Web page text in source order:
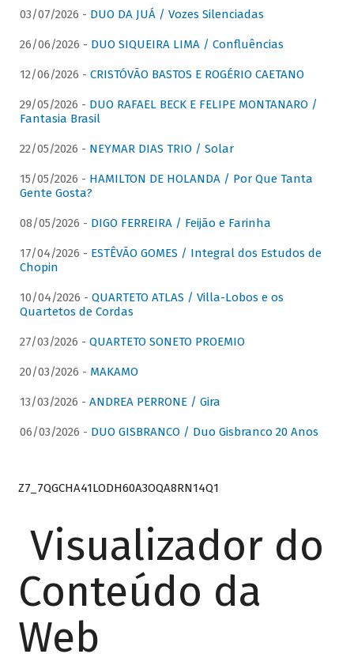
03/07/2026 - DUO DA JUÁ / Vozes Silenciadas
26/06/2026 - DUO SIQUEIRA LIMA / Confluências
12/06/2026 - CRISTÓVÃO BASTOS E ROGÉRIO CAETANO
29/05/2026 - DUO RAFAEL BECK E FELIPE MONTANARO /
Fantasia Brasil
22/05/2026 - NEYMAR DIAS TRIO / Solar
15/05/2026 - HAMILTON DE HOLANDA / Por Que Tanta
Gente Gosta?
08/05/2026 - DIGO FERREIRA / Feijão e Farinha
17/04/2026 - ESTÊVÃO GOMES / Integral dos Estudos de
Chopin
10/04/2026 - QUARTETO ATLAS / Villa-Lobos e os
Quartetos de Cordas
27/03/2026 - QUARTETO SONETO PROEMIO
20/03/2026 - MAKAMO
13/03/2026 - ANDREA PERRONE / Gira
06/03/2026 - DUO GISBRANCO / Duo Gisbranco 20 Anos
Z7_7QGCHA41LODH60A3OQA8RN14Q1
Visualizador do
Conteúdo da
Web